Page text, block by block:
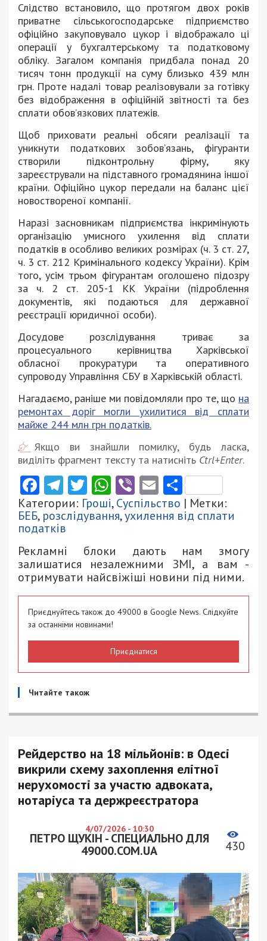
Слідство встановило, що протягом двох років
приватне сільськогосподарське підприємство
офіційно закуповувало цукор і відображало ці
операції у бухгалтерському та податковому
обліку. Загалом компанія придбала понад 20
тисяч тонн продукції на суму близько 439 млн
грн. Проте надалі товар реалізовували за готівку
без відображення в офіційній звітності та без
сплати обов’язкових платежів.
Щоб приховати реальні обсяги реалізації та
уникнути податкових зобов’язань, фігуранти
створили підконтрольну фірму, яку
зареєстрували на підставного громадянина іншої
країни. Офіційно цукор передали на баланс цієї
новоствореної компанії.
Наразі засновникам підприємства інкримінують
організацію умисного ухилення від сплати
податків в особливо великих розмірах (ч. 3 ст. 27,
ч. 3 ст. 212 Кримінального кодексу України). Крім
того, усім трьом фігурантам оголошено підозру
за ч. 2 ст. 205-1 КК України (підроблення
документів, які подаються для державної
реєстрації юридичної особи).
Досудове розслідування триває за
процесуального керівництва Харківської
обласної прокуратури та оперативного
супроводу Управління СБУ в Харківській області.
Нагадаємо, раніше ми повідомляли про те, що на
ремонтах доріг могли ухилитися від сплати
майже 244 млн грн податків.
Якщо ви знайшли помилку, будь ласка,
виділіть фрагмент тексту та натисніть Ctrl+Enter.
Facebook
Telegram
Twitter
WhatsApp
ViberEmail
Категории: Гроші,Суспільство | Метки:
БЕБ, розслідування,ухилення від сплати
податків
Рекламні блоки дають нам змогу
залишатися незалежними ЗМІ, а вам -
отримувати найсвіжіші новини під ними.
Приєднуйтесь також до 49000 в Google News. Слідкуйте
за останніми новинами!
Приєднатися
Читайте також
Рейдерство на 18 мільйонів: в Одесі
викрили схему захоплення елітної
нерухомості за участю адвоката,
нотаріуса та держреєстратора
4/07/2026 - 10:30
ПЕТРО ЩУКІН - СПЕЦИАЛЬНО ДЛЯ
49000.COM.UA
430